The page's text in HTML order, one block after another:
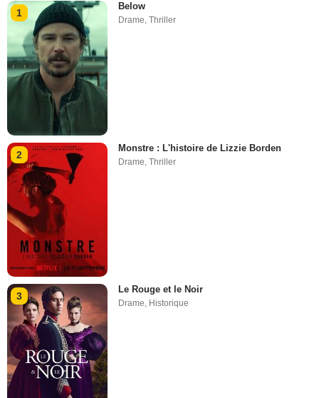
1
Below
Drame,Thriller
2
Monstre : L'histoire de Lizzie Borden
Drame ,Thriller
3
Le Rouge et le Noir
Drame, Historique